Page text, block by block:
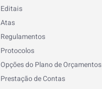
Editais
Atas
Regulamentos
Protocolos
Opções do Plano de Orçamentos
Prestação de Contas